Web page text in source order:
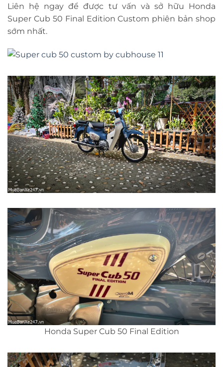
Liên hệ ngay để được tư vấn và sở hữu Honda
Super Cub 50 Final Edition Custom phiên bản shop
sớm nhất.
Honda Super Cub 50 Final Edition